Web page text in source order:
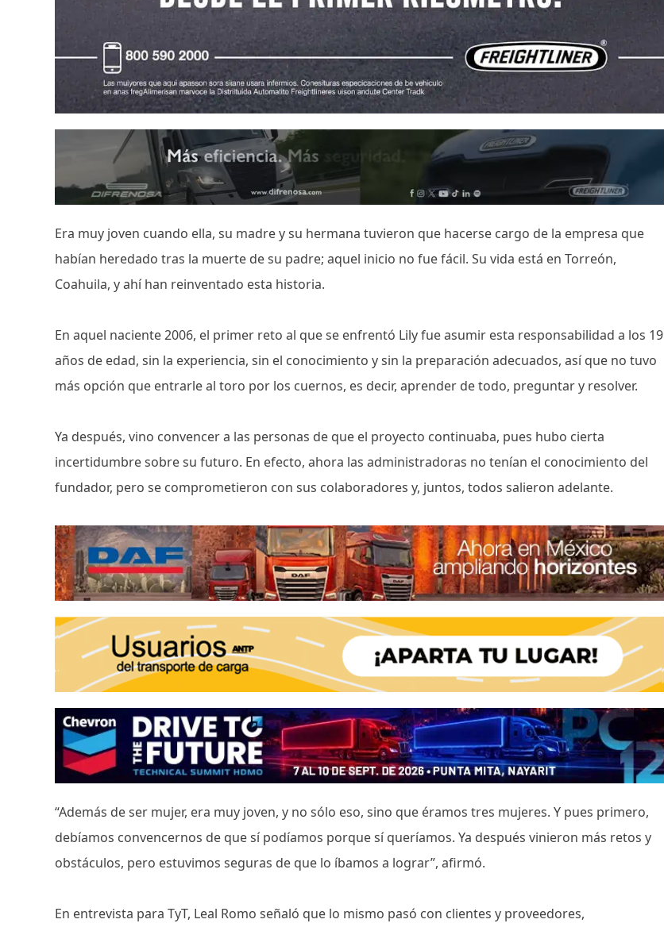
Era muy joven cuando ella, su madre y su hermana tuvieron que hacerse cargo de la empresa que
habían heredado tras la muerte de su padre; aquel inicio no fue fácil. Su vida está en Torreón,
Coahuila, y ahí han reinventado esta historia.
En aquel naciente 2006, el primer reto al que se enfrentó Lily fue asumir esta responsabilidad a los 19
años de edad, sin la experiencia, sin el conocimiento y sin la preparación adecuados, así que no tuvo
más opción que entrarle al toro por los cuernos, es decir, aprender de todo, preguntar y resolver.
Ya después, vino convencer a las personas de que el proyecto continuaba, pues hubo cierta
incertidumbre sobre su futuro. En efecto, ahora las administradoras no tenían el conocimiento del
fundador, pero se comprometieron con sus colaboradores y, juntos, todos salieron adelante.
“Además de ser mujer, era muy joven, y no sólo eso, sino que éramos tres mujeres. Y pues primero,
debíamos convencernos de que sí podíamos porque sí queríamos. Ya después vinieron más retos y
obstáculos, pero estuvimos seguras de que lo íbamos a lograr”, afirmó.
En entrevista para TyT, Leal Romo señaló que lo mismo pasó con clientes y proveedores,